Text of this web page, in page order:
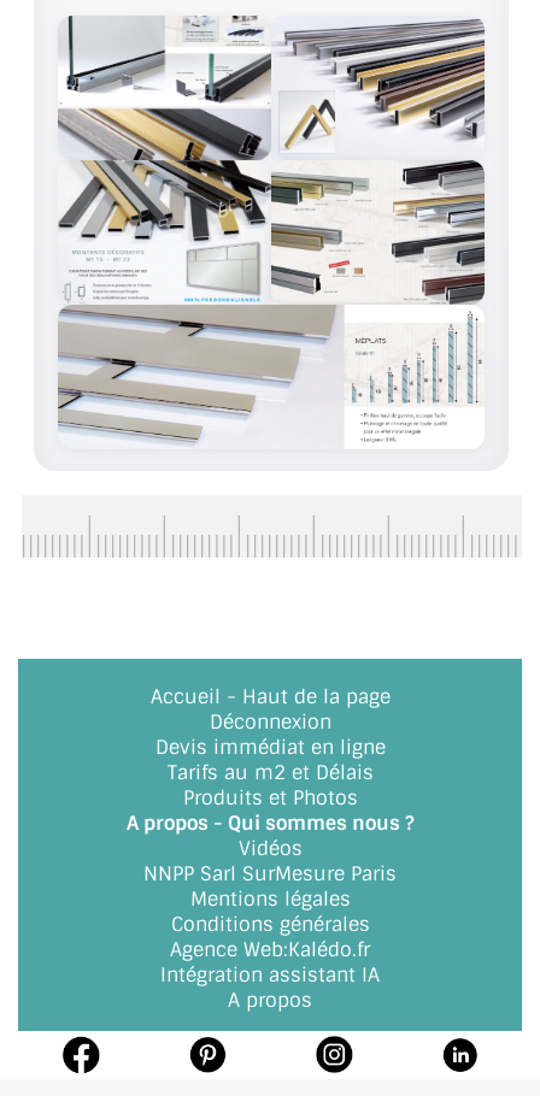
VERRE FEUILLETÉ
VERRE ANTI-REFLET
VERRE LAQUÉ/CRÉDENCE
VERRE FEUILLETÉ/TREMPÉ
DALLE DE SOL EN VERRE
PORTE EN VERRE
GARDE CORPS EN VERRE
VERRIÈRE TYPE ATELIER
VERRES TEXTURÉS
DOUBLE VITRAGE
CATALOGUE DE PROFILS ET FIXATION DU
LES FIXATIONS POUR MIROIR
LES PROFILS PAROI DE VERRE
CONNECTEURS ET ASSEMBLAGE DE VERRES
PLATS ET CORNIÈRES
LES CHARNIÈRES DE PORTE EN VERRE
BOUTONS ET POIGNÉES
Accueil - Haut de la page
Déconnexion
Devis immédiat en ligne
Tarifs au m2 et Délais
Produits et Photos
A propos - Qui sommes nous ?
Vidéos
NNPP Sarl SurMesure Paris
Mentions légales
Conditions générales
Agence Web:Kalédo.fr
Intégration assistant IA
A propos